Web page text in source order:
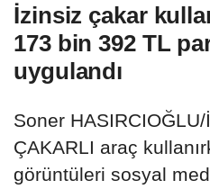
İzinsiz çakar
173 bin 392 TL
uygulandı
Soner
ÇAKARLI araç
görüntüleri sosyal